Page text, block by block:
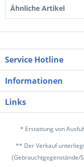
Ähnliche Artikel
Service Hotline
Informationen
Links
* Erstattung von
** Der Verkauf
(Gebrauchtgegenstände/